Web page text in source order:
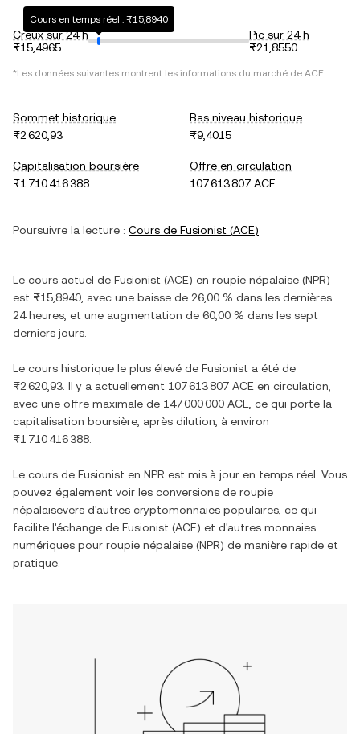
Creux sur 24 h
₨15,4965
Cours en temps réel : ₨15,8940
Pic sur 24 h
₨21,8550
*Les données suivantes montrent les informations du marché de ACE.
Sommet historique
₨2 620,93
Bas niveau historique
₨9,4015
Capitalisation boursière
₨1 710 416 388
Offre en circulation
107 613 807 ACE
Poursuivre la lecture : Cours de Fusionist (ACE)
Le cours actuel de Fusionist (ACE) en roupie népalaise (NPR)
est ₨15,8940 , avec une baisse de 26,00 % dans les dernières
24 heures, et une augmentation de 60,00 % dans les sept
derniers jours.
Le cours historique le plus élevé de Fusionist a été de
₨2 620,93 . Il y a actuellement 107 613 807 ACE en circulation,
avec une offre maximale de 147 000 000 ACE , ce qui porte la
capitalisation boursière, après dilution, à environ
₨1 710 416 388
Le cours de Fusionist en NPR est mis à jour en temps réel. Vous
pouvez également voir les conversions de roupie
népalaisevers d'autres cryptomonnaies populaires, ce qui
facilite l'échange de Fusionist (ACE) et d'autres monnaies
numériques pour roupie népalaise (NPR) de manière rapide et
pratique.